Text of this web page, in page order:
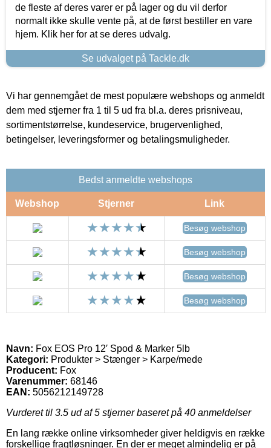
de fleste af deres varer er på lager og du vil derfor
normalt ikke skulle vente på, at de først bestiller en vare
hjem. Klik her for at se deres udvalg.
Se udvalget på Tackle.dk
Vi har gennemgået de mest populære webshops og anmeldt
dem med stjerner fra 1 til 5 ud fra bl.a. deres prisniveau,
sortimentstørrelse, kundeservice, brugervenlighed,
betingelser, leveringsformer og betalingsmuligheder.
Bedst anmeldte webshops
Webshop Stjerner Link
Besøg webshop
Besøg webshop
Besøg webshop
Besøg webshop
Navn: Fox EOS Pro 12′ Spod & Marker 5lb
Kategori: Produkter > Stænger > Karpe/mede
Producent: Fox
Varenummer: 68146
EAN: 5056212149728
Vurderet til 3.5 ud af 5 stjerner baseret på 40 anmeldelser
En lang række online virksomheder giver heldigvis en række
forskellige fragtløsninger. En der er meget almindelig er på